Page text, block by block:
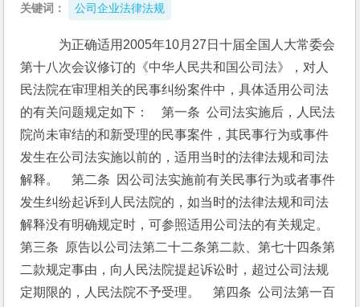
关键词： 公司企业法律法规
为正确适用2005年10月27日十届全国人大常委会
第十八次会议修订的《中华人民共和国公司法》，对人
民法院在审理相关的民事纠纷案件中，具体适用公司法
的有关问题规定如下：    第一条  公司法实施后，人民法
院尚未审结的和新受理的民事案件，其民事行为或事件
发生在公司法实施以前的，适用当时的法律法规和司法
解释。    第二条  因公司法实施前有关民事行为或者事件
发生纠纷起诉到人民法院的，如当时的法律法规和司法
解释没有明确规定时，可参照适用公司法的有关规定。
第三条  原告以公司法第二十二条第二款、第七十四条第
二款规定事由，向人民法院提起诉讼时，超过公司法规
定期限的，人民法院不予受理。    第四条  公司法第一百